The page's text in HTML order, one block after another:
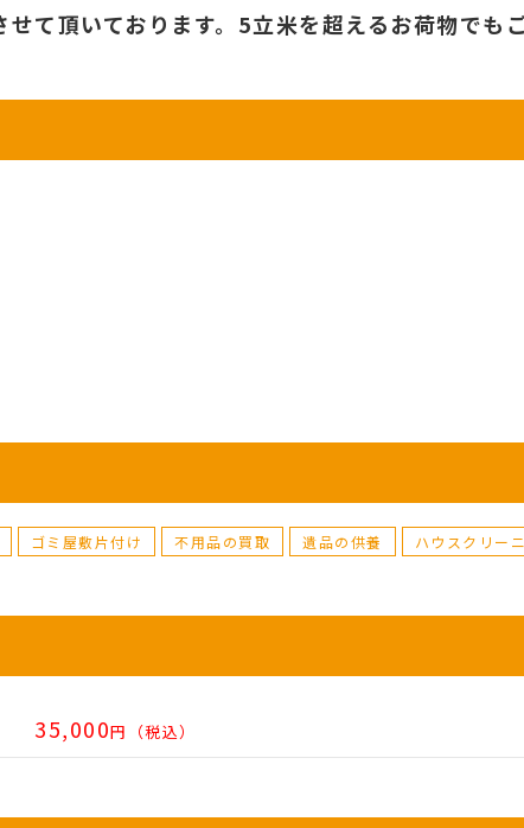
て頂いております。5立米を超えるお荷物でも
ゴミ屋敷片付け 不用品の買取 遺品の供養 ハウスクリー
35,000円（税込）